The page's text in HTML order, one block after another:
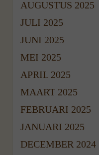
AUGUSTUS 2025
JULI 2025
JUNI 2025
MEI 2025
APRIL 2025
MAART 2025
FEBRUARI 2025
JANUARI 2025
DECEMBER 2024